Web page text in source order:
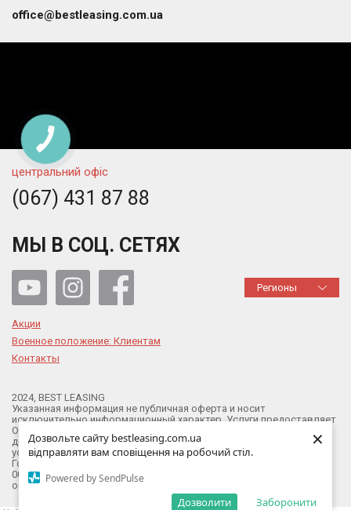
Дозвольте сайту bestleasing.com.ua
відправляти вам сповіщення на робочий стіл.
Powered by SendPulse
Заборонити
Дозволити
×
Дозвольте сайту bestleasing.com.ua
відправляти вам сповіщення на робочий стіл.
Powered by SendPulse
Заборонити
Дозволити
×
office@bestleasing.com.ua
центральний офіс
(067) 431 87 88
МЫ В СОЦ. СЕТЯХ
Регионы
Акции
Военное положение: Клиентам
Контакты
2024, BEST LEASING
Указанная информация не публичная оферта и носит
исключительно информационный характер. Услуги предоставляет
ООО «БЕСТ ЛИЗИНГ», действующее на основании Лицензии на
деятельность финансовой компании с правом предоставления
услуги – финансовый лизинг (согласно Выписке из
Государственного реестра финансовых учреждений №27-
0026/11113 от 13.02.2024г.). За более подробной информацией
обращайтесь в компанию.